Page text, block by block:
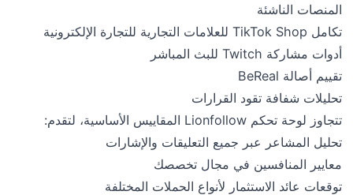
المنصات الناشئة
تكامل TikTok Shop للعلامات التجارية للتجارة الإلكترونية
أدوات مشاركة Twitch للبث المباشر
تقييم أصالة BeReal
تحليلات شفافة تقود القرارات
تتجاوز لوحة تحكم Lionfollow المقاييس الأساسية، لتقدم:
تحليل المشاعر عبر جميع التعليقات والإشارات
معايير المنافسين في مجال تخصصك
توقعات عائد الاستثمار لأنواع الحملات المختلفة